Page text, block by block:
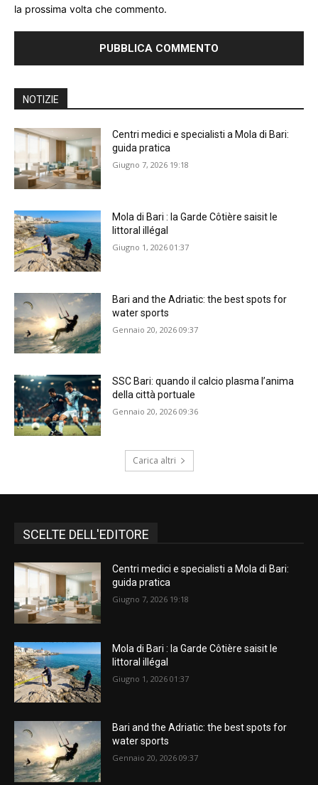
la prossima volta che commento.
NOTIZIE
Centri medici e specialisti a Mola di Bari:
guida pratica
Giugno 7, 2026 19:18
Mola di Bari : la Garde Côtière saisit le
littoral illégal
Giugno 1, 2026 01:37
Bari and the Adriatic: the best spots for
water sports
Gennaio 20, 2026 09:37
SSC Bari: quando il calcio plasma l’anima
della città portuale
Gennaio 20, 2026 09:36
Carica altri
SCELTE DELL'EDITORE
Centri medici e specialisti a Mola di Bari:
guida pratica
Giugno 7, 2026 19:18
Mola di Bari : la Garde Côtière saisit le
littoral illégal
Giugno 1, 2026 01:37
Bari and the Adriatic: the best spots for
water sports
Gennaio 20, 2026 09:37